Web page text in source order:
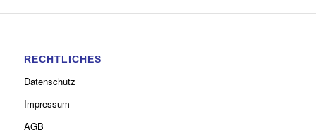
RECHTLICHES
Datenschutz
Impressum
AGB